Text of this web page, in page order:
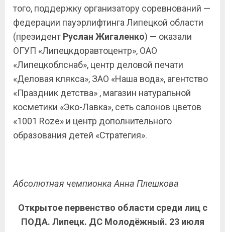
того, поддержку организатору соревнований —
федерации пауэрлифтинга Липецкой области
(президент Руслан Жигаленко) — оказали
ОГУП «Липецкдоравтоцентр», ОАО
«Липецкоблснаб», центр деловой печати
«Деловая клякса», ЗАО «Наша вода», агентство
«Праздник детства» , магазин натуральной
косметики «Эко-Лавка», сеть салонов цветов
«1001 Roze» и центр дополнительного
образования детей «Стратегия».
Абсолютная чемпионка Анна Плешкова
Открытое первенство области среди лиц с
ПОДА. Липецк. ДС Молодёжный. 23 июля